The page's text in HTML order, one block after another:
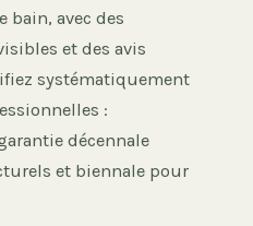
bain, avec des
et des avis
systématiquement
:
décennale
et biennale pour